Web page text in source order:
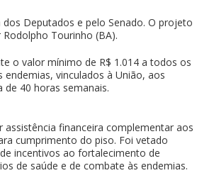
Deputados e pelo Senado. O projeto
Tourinho (BA).
o valor mínimo de R$ 1.014 a todos os
vinculados à União, aos
40 horas semanais.
financeira complementar aos
cumprimento do piso. Foi vetado
incentivos ao fortalecimento de
de saúde e de combate às endemias.